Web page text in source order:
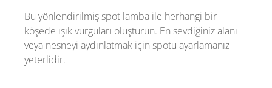
Bu yönlendirilmiş spot lamba ile herhangi bir
köşede ışık vurguları oluşturun. En sevdiğiniz alanı
veya nesneyi aydınlatmak için spotu ayarlamanız
yeterlidir.